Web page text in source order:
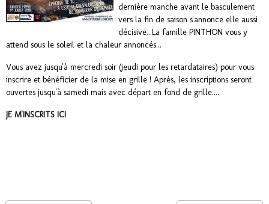
dernière manche avant le basculement
vers la fin de saison s'annonce elle aussi
décisive...La famille PINTHON vous y
attend sous le soleil et la chaleur annoncés...
Vous avez jusqu'à mercredi soir (jeudi pour les retardataires) pour vous
inscrire et bénéficier de la mise en grille ! Après, les inscriptions seront
ouvertes jusqu'à samedi mais avec départ en fond de grille....
JE M'INSCRITS ICI